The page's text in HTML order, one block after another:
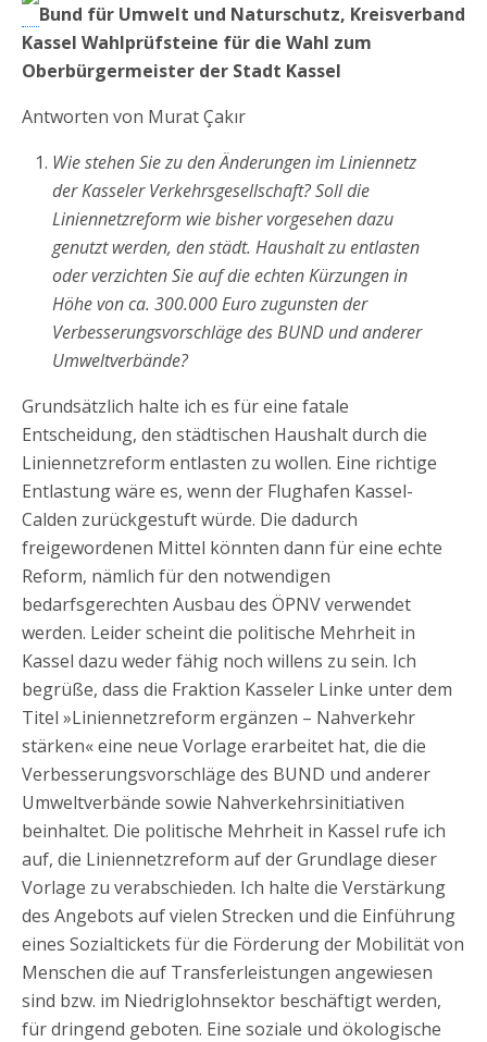
Bund für Umwelt und Naturschutz, Kreisverband
Kassel Wahlprüfsteine für die Wahl zum
Oberbürgermeister der Stadt Kassel
Antworten von Murat Çakır
Wie stehen Sie zu den Änderungen im Liniennetz
der Kasseler Verkehrsgesellschaft?Soll die
Liniennetzreform wie bisher vorgesehen dazu
genutzt werden, den städt. Haushalt zu entlasten
oder verzichten Sie auf die echten Kürzungen in
Höhe von ca. 300.000 Euro zugunsten der
Verbesserungsvorschläge des BUND und anderer
Umweltverbände?
Grundsätzlich halte ich es für eine fatale
Entscheidung, den städtischen Haushalt durch die
Liniennetzreform entlasten zu wollen. Eine richtige
Entlastung wäre es, wenn der Flughafen Kassel-
Calden zurückgestuft würde. Die dadurch
freigewordenen Mittel könnten dann für eine echte
Reform, nämlich für den notwendigen
bedarfsgerechten Ausbau des ÖPNV verwendet
werden. Leider scheint die politische Mehrheit in
Kassel dazu weder fähig noch willens zu sein. Ich
begrüße, dass die Fraktion Kasseler Linke unter dem
Titel »Liniennetzreform ergänzen – Nahverkehr
stärken« eine neue Vorlage erarbeitet hat, die die
Verbesserungsvorschläge des BUND und anderer
Umweltverbände sowie Nahverkehrsinitiativen
beinhaltet. Die politische Mehrheit in Kassel rufe ich
auf, die Liniennetzreform auf der Grundlage dieser
Vorlage zu verabschieden. Ich halte die Verstärkung
des Angebots auf vielen Strecken und die Einführung
eines Sozialtickets für die Förderung der Mobilität von
Menschen die auf Transferleistungen angewiesen
sind bzw. im Niedriglohnsektor beschäftigt werden,
für dringend geboten. Eine soziale und ökologische